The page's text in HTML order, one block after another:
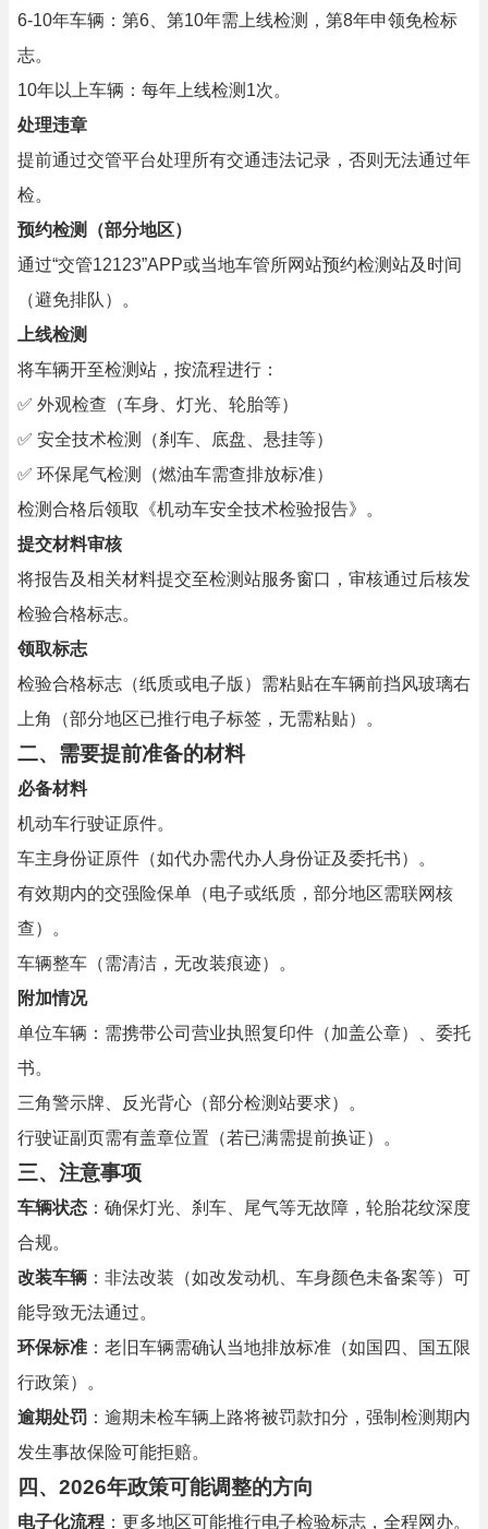
6-10年车辆：第6、第10年需上线检测，第8年申领免检标
志。
10年以上车辆：每年上线检测1次。
处理违章
提前通过交管平台处理所有交通违法记录，否则无法通过年
检。
预约检测（部分地区）
通过“交管12123”APP或当地车管所网站预约检测站及时间
（避免排队）。
上线检测
将车辆开至检测站，按流程进行：
✅ 外观检查（车身、灯光、轮胎等）
✅ 安全技术检测（刹车、底盘、悬挂等）
✅ 环保尾气检测（燃油车需查排放标准）
检测合格后领取《机动车安全技术检验报告》。
提交材料审核
将报告及相关材料提交至检测站服务窗口，审核通过后核发
检验合格标志。
领取标志
检验合格标志（纸质或电子版）需粘贴在车辆前挡风玻璃右
上角（部分地区已推行电子标签，无需粘贴）。
二、需要提前准备的材料
必备材料
机动车行驶证原件。
车主身份证原件（如代办需代办人身份证及委托书）。
有效期内的交强险保单（电子或纸质，部分地区需联网核
查）。
车辆整车（需清洁，无改装痕迹）。
附加情况
单位车辆：需携带公司营业执照复印件（加盖公章）、委托
书。
三角警示牌、反光背心（部分检测站要求）。
行驶证副页需有盖章位置（若已满需提前换证）。
三、注意事项
车辆状态 ：确保灯光、刹车、尾气等无故障，轮胎花纹深度
合规。
改装车辆 ：非法改装（如改发动机、车身颜色未备案等）可
能导致无法通过。
环保标准 ：老旧车辆需确认当地排放标准（如国四、国五限
行政策）。
逾期处罚 ：逾期未检车辆上路将被罚款扣分，强制检测期内
发生事故保险可能拒赔。
四、2026年政策可能调整的方向
电子化流程 ：更多地区可能推行电子检验标志，全程网办。